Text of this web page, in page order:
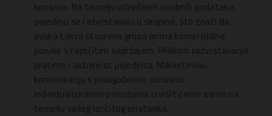
korisnija. Na temelju određenih osobnih podataka,
pojedinci se razvrstavaju u skupine, što znači da
svaka takva stvorena grupa prima komercijalne
poruke s različitim sadržajem. Prilikom razvrstavanja
pratimo i aktivnost pojedinca. Marketinšku
komunikaciju s prilagođenim odnosno
individualiziranim ponudama izvršit ćemo samo na
temelju vašeg izričitog pristanka.